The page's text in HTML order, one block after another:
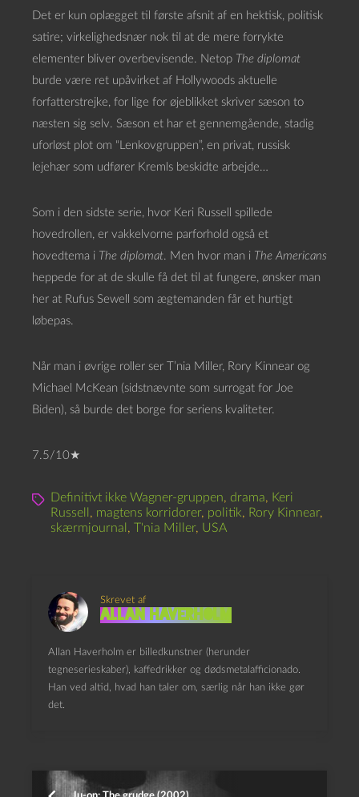
Det er kun oplægget til første afsnit af en hektisk, politisk
satire; virkelighedsnær nok til at de mere forrykte
elementer bliver overbevisende. Netop The diplomat
burde være ret upåvirket af Hollywoods aktuelle
forfatterstrejke, for lige for øjeblikket skriver sæson to
næsten sig selv. Sæson et har et gennemgående, stadig
uforløst plot om “Lenkovgruppen”, en privat, russisk
lejehær som udfører Kremls beskidte arbejde…
Som i den sidste serie, hvor Keri Russell spillede
hovedrollen, er vakkelvorne parforhold også et
hovedtema i The diplomat. Men hvor man i The Americans
heppede for at de skulle få det til at fungere, ønsker man
her at Rufus Sewell som ægtemanden får et hurtigt
løbepas.
Når man i øvrige roller ser T’nia Miller, Rory Kinnear og
Michael McKean (sidstnævnte som surrogat for Joe
Biden), så burde det borge for seriens kvaliteter.
7.5/10★
Definitivt ikke Wagner-gruppen, drama, Keri
Russell , magtens korridorer, politik, Rory Kinnear,
skærmjournal , T'nia Miller, USA
Skrevet af
Allan Haverholm
Allan Haverholm er billedkunstner (herunder
tegneserieskaber), kaffedrikker og dødsmetalafficionado.
Han ved altid, hvad han taler om, særlig når han ikke gør
det.